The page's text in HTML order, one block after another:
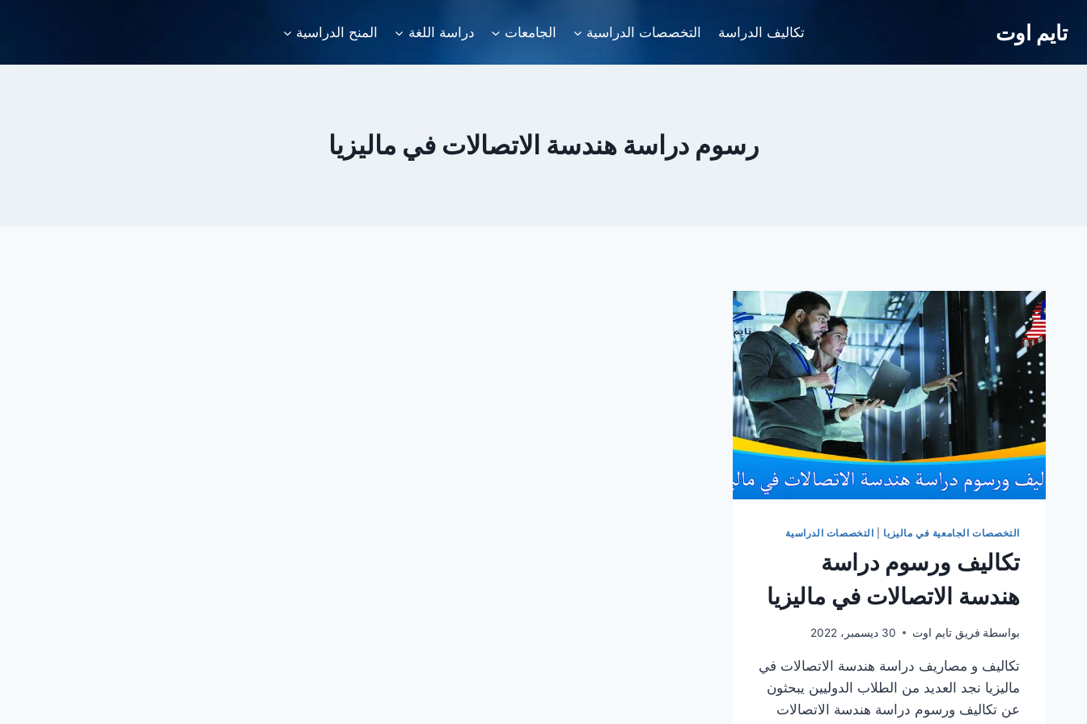
تايم اوت تكاليف الدراسة التخصصات الدراسية الجامعات دراسة اللغة المنح الدراسية
رسوم دراسة هندسة الاتصالات في ماليزيا
التخصصات الجامعية في ماليزيا التخصصات الدراسية
تكاليف ورسوم دراسة
هندسة الاتصالات في ماليزيا
بواسطة فريق تايم اوت 30 ديسمبر، 2022
تكاليف و مصاريف دراسة هندسة الاتصالات في
ماليزيا نجد العديد من الطلاب الدوليين يبحثون
عن تكاليف ورسوم دراسة هندسة الاتصالات